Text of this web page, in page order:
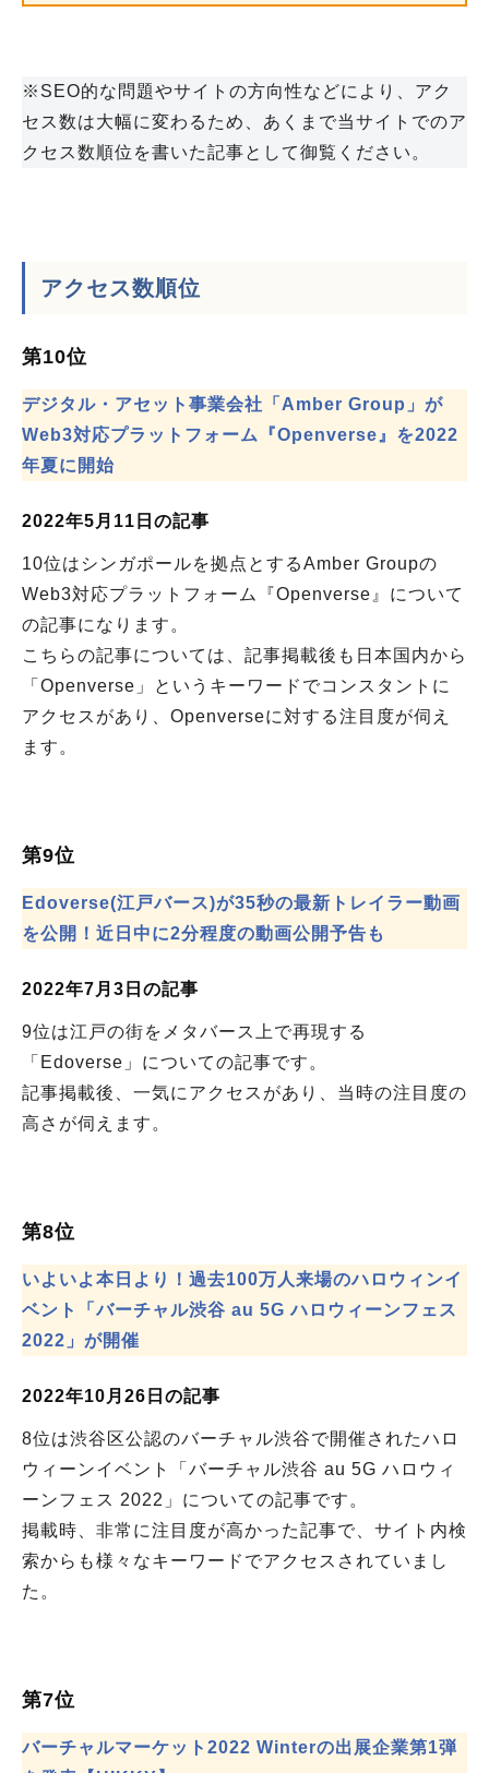
※SEO的な問題やサイトの方向性などにより、アク
セス数は大幅に変わるため、あくまで当サイトでのア
クセス数順位を書いた記事として御覧ください。
アクセス数順位
第10位
デジタル・アセット事業会社「Amber Group」が
Web3対応プラットフォーム『Openverse』を2022
年夏に開始
2022年5月11日の記事
10位はシンガポールを拠点とするAmber Groupの
Web3対応プラットフォーム『Openverse』について
の記事になります。
こちらの記事については、記事掲載後も日本国内から
「Openverse」というキーワードでコンスタントに
アクセスがあり、Openverseに対する注目度が伺え
ます。
第9位
Edoverse(江戸バース)が35秒の最新トレイラー動画
を公開！近日中に2分程度の動画公開予告も
2022年7月3日の記事
9位は江戸の街をメタバース上で再現する
「Edoverse」についての記事です。
記事掲載後、一気にアクセスがあり、当時の注目度の
高さが伺えます。
第8位
いよいよ本日より！過去100万人来場のハロウィンイ
ベント「バーチャル渋谷 au 5G ハロウィーンフェス
2022」が開催
2022年10月26日の記事
8位は渋谷区公認のバーチャル渋谷で開催されたハロ
ウィーンイベント「バーチャル渋谷 au 5G ハロウィ
ーンフェス 2022」についての記事です。
掲載時、非常に注目度が高かった記事で、サイト内検
索からも様々なキーワードでアクセスされていまし
た。
第7位
バーチャルマーケット2022 Winterの出展企業第1弾